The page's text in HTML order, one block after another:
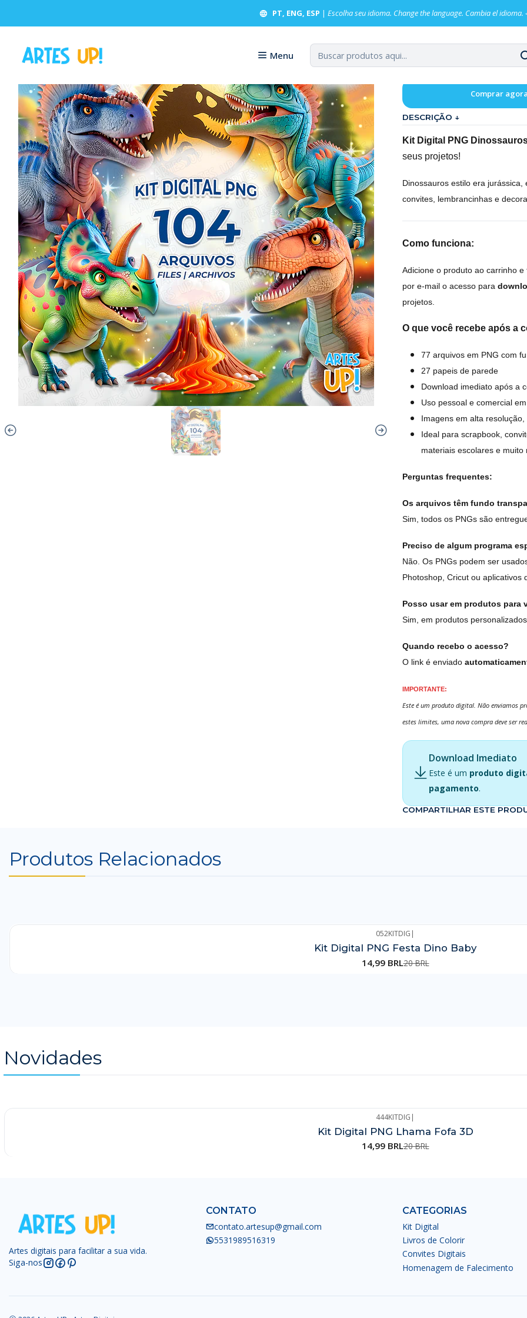
Menu
PT, ENG, ESP | Escolha seu idioma. Change the language. Cambia el idioma.
Kit Digital
Comprar
DESCRIÇÃO ↓
Kit Digital PNG
seus projetos!
Dinossauros estilo era
convites, lembrancinhas e
Como funciona:
Adicione o produto ao carrinho
por e-mail o acesso para
projetos.
O que você recebe após a
77 arquivos em PNG com
27 papeis de parede
Download imediato após a
Uso pessoal e comercial
Imagens em alta
Ideal para scrapbook,
materiais escolares e muito
Perguntas frequentes:
Os arquivos têm fundo
Sim, todos os PNGs são
Preciso de algum programa
Não. Os PNGs podem ser
Photoshop, Cricut ou aplicativos
Posso usar em produtos para
Sim, em produtos
Quando recebo o acesso?
O link é enviado
IMPORTANTE:
Este é um produto digital. Não enviamos
estes limites, uma nova compra deve ser
Download Imediato
Este é um produto
pagamento.
COMPARTILHAR ESTE
Produtos Relacionados
052KITDIG |
Kit Digital PNG Festa Dino Baby
14,99 BRL20 BRL
Novidades
444KITDIG |
Kit Digital PNG Lhama Fofa 3D
14,99 BRL20 BRL
Artes digitais para facilitar a sua vida.
Siga-nos
CONTATO
contato.artesup@gmail.com
5531989516319
CATEGORIAS
Kit Digital
Livros de Colorir
Convites Digitais
Homenagem de Falecimento